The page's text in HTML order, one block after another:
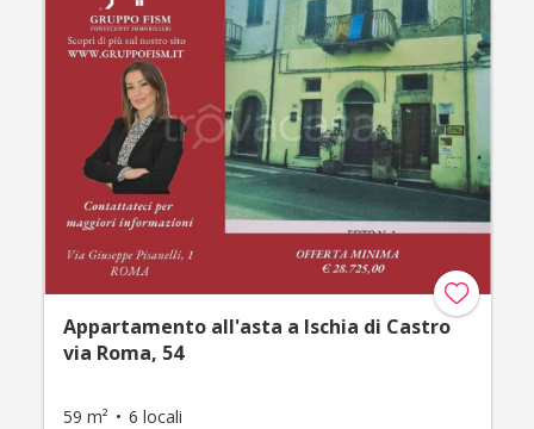
Appartamento all'asta a Ischia di Castro
via Roma, 54
59 m² 6 locali